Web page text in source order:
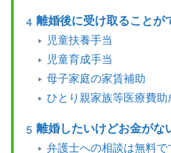
離婚後に受け取ることが
児童扶養手当
児童育成手当
母子家庭の家賃補助
ひとり親家族等医療費助
離婚したいけどお金がな
弁護士への相談は無料で